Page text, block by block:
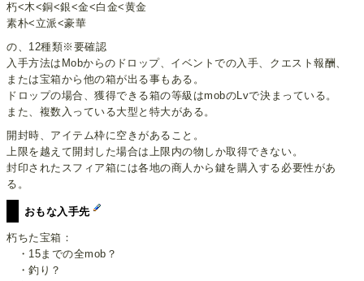
朽<木<銅<銀<金<白金<黄金
素朴<立派<豪華
の、12種類※要確認
入手方法はMobからのドロップ、イベントでの入手、クエスト報酬、
または宝箱から他の箱が出る事もある。
ドロップの場合、獲得できる箱の等級はmobのLvで決まっている。
また、複数入っている大型と特大がある。
開封時、アイテム枠に空きがあること。
上限を越えて開封した場合は上限内の物しか取得できない。
封印されたスフィア箱には各地の商人から鍵を購入する必要性があ
る。
おもな入手先
朽ちた宝箱：
・15までの全mob？
・釣り？